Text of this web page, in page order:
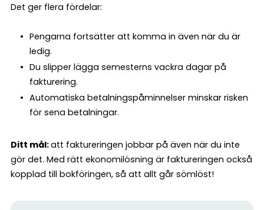
Det ger flera fördelar:
Pengarna fortsätter att komma in även när du är
ledig.
Du slipper lägga semesterns vackra dagar på
fakturering.
Automatiska betalningspåminnelser minskar risken
för sena betalningar.
Ditt mål:att faktureringen jobbar på även när du inte
gör det. Med rätt ekonomilösning är faktureringen också
kopplad till bokföringen, så att allt går sömlöst!